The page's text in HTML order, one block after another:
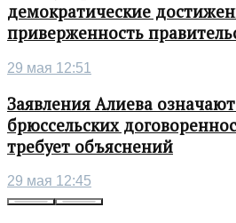
демократические
приверженность
29 мая 12:51
Заявления Алиева
брюссельских
требует объяснений
29 мая 12:45